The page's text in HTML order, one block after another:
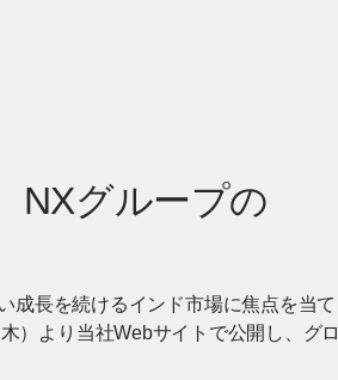
NXグループの
成長を続けるインド市場に焦点を当て
）より当社Webサイトで公開し、グロ